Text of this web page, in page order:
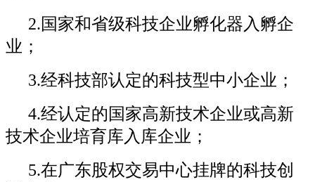
2.国家和省级科技企业孵化器入孵企
业；
3.经科技部认定的科技型中小企业；
4.经认定的国家高新技术企业或高新
技术企业培育库入库企业；
5.在广东股权交易中心挂牌的科技创